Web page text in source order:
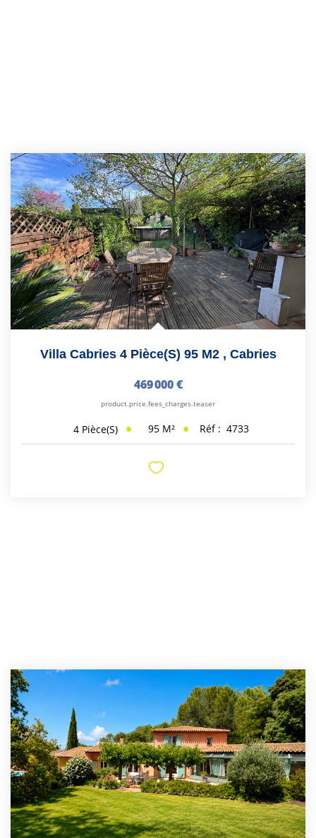
Villa Cabries 4 Pièce(s) 95 M2 , Cabries
469 000 €
product.price.fees_charges.teaser
4 Pièce(s) 95 M² Réf : 4733